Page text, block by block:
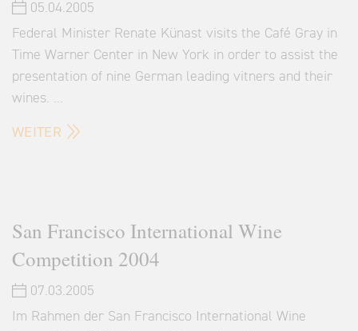
05.04.2005
Federal Minister Renate Künast visits the Café Gray in
Time Warner Center in New York in order to assist the
presentation of nine German leading vitners and their
wines. …
WEITER
San Francisco International Wine
Competition 2004
07.03.2005
Im Rahmen der San Francisco International Wine